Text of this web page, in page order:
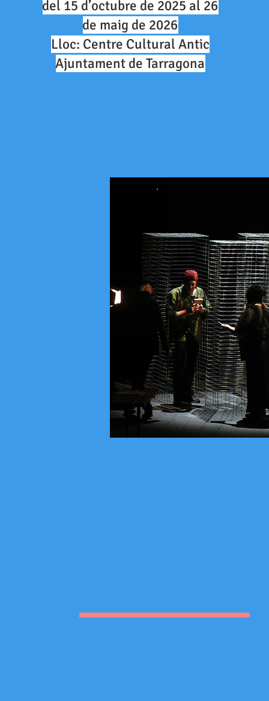
del 15 d’octubre de 2025 al 26
de maig de 2026
Lloc: Centre Cultural Antic
Ajuntament de Tarragona